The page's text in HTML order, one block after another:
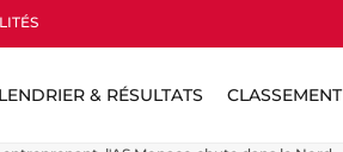
& RÉSULTATS CLASSEMENT